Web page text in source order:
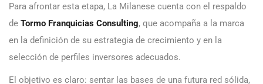
Para afrontar esta etapa, La Milanese cuenta con el respaldo
de Tormo Franquicias Consulting, que acompaña a la marca
en la definición de su estrategia de crecimiento y en la
selección de perfiles inversores adecuados.
El objetivo es claro: sentar las bases de una futura red sólida,